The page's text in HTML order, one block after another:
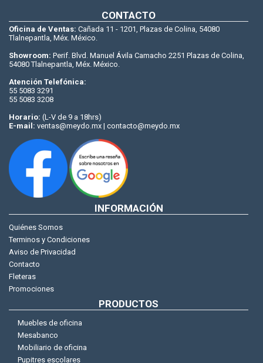
CONTACTO
Oficina de Ventas: Cañada 11 - 1201, Plazas de Colina, 54080
Tlalnepantla, Méx. México.
Showroom: Perif. Blvd. Manuel Ávila Camacho 2251 Plazas de Colina,
54080 Tlalnepantla, Méx. México.
Atención Telefónica:
55 5083 3291
55 5083 3208
Horario: (L-V de 9 a 18hrs)
E-mail: ventas@meydo.mx | contacto@meydo.mx
INFORMACIÓN
Quiénes Somos
Terminos y Condiciones
Aviso de Privacidad
Contacto
Fleteras
Promociones
PRODUCTOS
Muebles de oficina
Mesabanco
Mobiliario de oficina
Pupitres escolares